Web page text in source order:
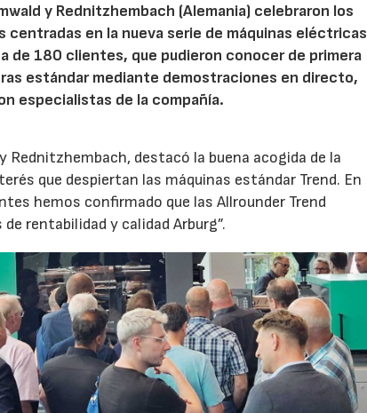
y Rednitzhembach (Alemania) celebraron los
en la nueva serie de máquinas eléctricas
de 180 clientes, que pudieron conocer de primera
estándar mediante demostraciones en directo,
especialistas de la compañía.
Rednitzhembach, destacó la buena acogida de la
que despiertan las máquinas estándar Trend. En
hemos confirmado que las Allrounder Trend
rentabilidad y calidad Arburg”.
23/07/2026 30/07/2026